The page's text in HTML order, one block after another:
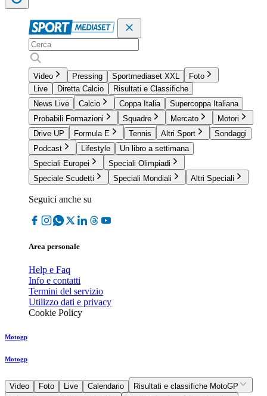
Video Pressing Sportmediaset XXL
Foto
Live
Diretta Calcio
Risultati e Classifiche
News Live
Calcio Coppa Italia
Supercoppa Italiana
Probabili Formazioni
Squadre Mercato
Motori
Drive UP
Formula E Tennis Altri Sport
Sondaggi
Podcast
Lifestyle
Un libro a settimana
Speciali Europei
Speciali Olimpiadi
Speciale Scudetti
Speciali Mondiali Altri Speciali
Seguici anche su
Area personale
Help e Faq
Info e contatti
Termini del servizio
Utilizzo dati e privacy
Cookie Policy
Motogp
Motogp
Video Foto Live Calendario
Risultati e classifiche MotoGP